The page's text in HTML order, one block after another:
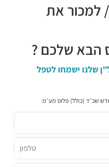
/ למכור את
הבא שלכם ?
שלנו ישמחו לטפל
שכ״ד (כולל) פלוס מע״מ